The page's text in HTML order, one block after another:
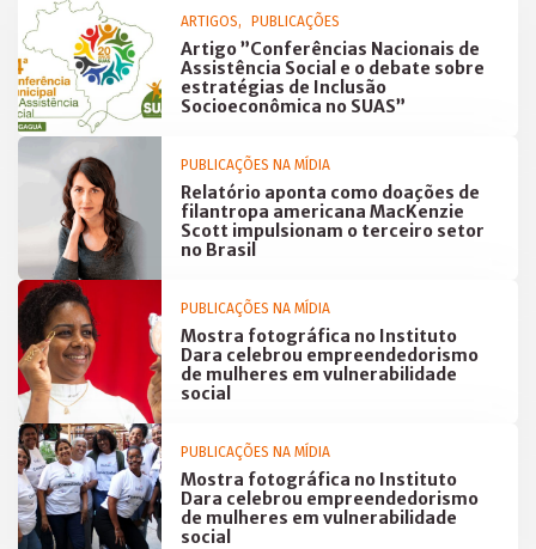
ARTIGOS PUBLICAÇÕES
Artigo ”Conferências Nacionais de
Assistência Social e o debate sobre
estratégias de Inclusão
Socioeconômica no SUAS”
PUBLICAÇÕES NA MÍDIA
Relatório aponta como doações de
filantropa americana MacKenzie
Scott impulsionam o terceiro setor
no Brasil
PUBLICAÇÕES NA MÍDIA
Mostra fotográfica no Instituto
Dara celebrou empreendedorismo
de mulheres em vulnerabilidade
social
PUBLICAÇÕES NA MÍDIA
Mostra fotográfica no Instituto
Dara celebrou empreendedorismo
de mulheres em vulnerabilidade
social